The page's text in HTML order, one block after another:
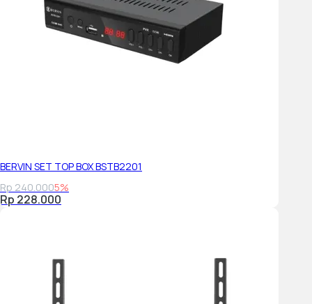
BERVIN SET TOP BOX BSTB2201
Rp 240.0005%
Rp 228.000